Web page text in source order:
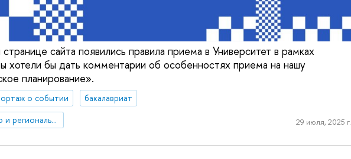
сайта появились правила приема в Университет в рамках
хотели бы дать комментарии об особенностях приема на нашу
планирование».
о событии
бакалавриат
Факультет городского и регионального развития
29 июля, 2025 г.